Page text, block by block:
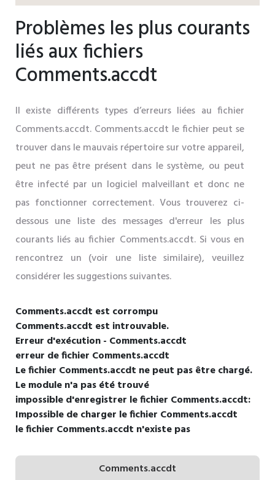
Problèmes les plus courants
liés aux fichiers
Comments.accdt
Il existe différents types d’erreurs liées au fichier
Comments.accdt. Comments.accdt le fichier peut se
trouver dans le mauvais répertoire sur votre appareil,
peut ne pas être présent dans le système, ou peut
être infecté par un logiciel malveillant et donc ne
pas fonctionner correctement. Vous trouverez ci-
dessous une liste des messages d'erreur les plus
courants liés au fichier Comments.accdt. Si vous en
rencontrez un (voir une liste similaire), veuillez
considérer les suggestions suivantes.
Comments.accdt est corrompu
Comments.accdt est introuvable.
Erreur d'exécution - Comments.accdt
erreur de fichier Comments.accdt
Le fichier Comments.accdt ne peut pas être chargé.
Le module n'a pas été trouvé
impossible d'enregistrer le fichier Comments.accdt:
Impossible de charger le fichier Comments.accdt
le fichier Comments.accdt n'existe pas
Comments.accdt